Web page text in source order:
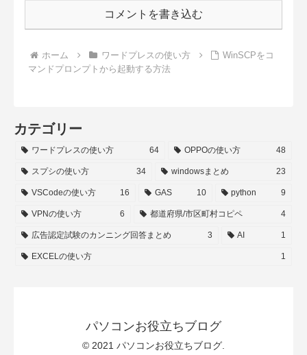
コメントを書き込む
ホーム ワードプレスの使い方
WinSCPをコ
マンドプロンプトから起動する方法
カテゴリー
ワードプレスの使い方 64 OPPOの使い方 48
スプシの使い方 34 windowsまとめ 23
VSCodeの使い方 16 GAS 10 python 9
VPNの使い方 6 都道府県/市区町村コピペ 4
広告認定試験のカンニング回答まとめ 3 AI 1
EXCELの使い方 1
パソコンお役立ちブログ
© 2021 パソコンお役立ちブログ.